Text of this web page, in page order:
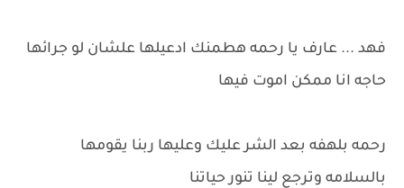
فهد ... عارف يا رحمه هطمنك ادعيلها علشان لو جرائها
حاجه انا ممكن اموت فيها
رحمه بلهفه بعد الشر عليك وعليها ربنا يقومها
بالسلامه وترجع لينا تنور حياتنا